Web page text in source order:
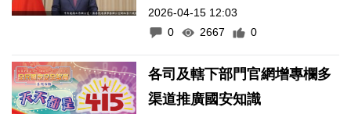
2026-04-15 12:03
0
2667 0
各司及轄下部門官網增專欄多
渠道推廣國安知識